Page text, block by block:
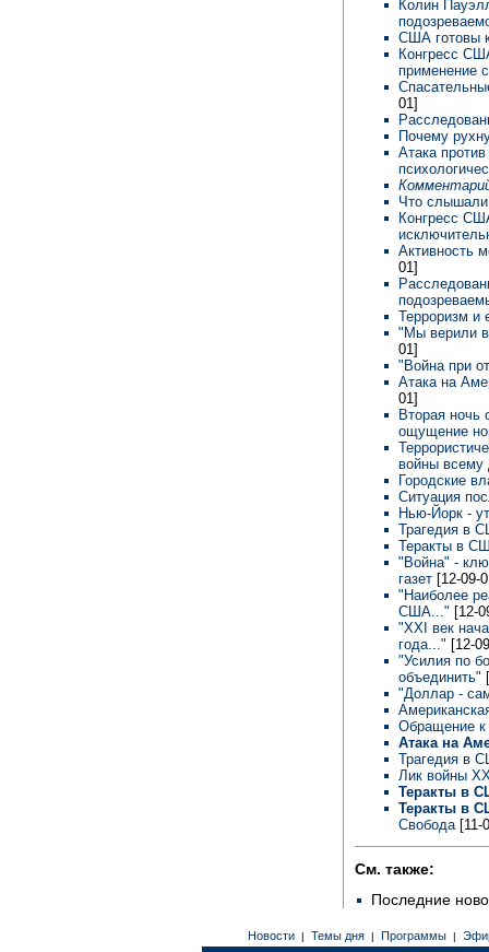
Колин
США готовы
Конгресс
применение
01]
Почему
Атака
Что
Конгресс
Активность
01]
Терроризм и
"Мы верили
01]
"Война при
Атака на
01]
Вторая ночь
ощущение
войны всему
Городские
Ситуация
Нью-Йорк -
Трагедия в
Теракты в
"Война" -
газет [12-09-
"Наиболее
США..." [12-
"XXI век
года..." [12-
"Усилия по
объединить"
"Доллар -
Обращение
Атака на
Трагедия в
Лик войны
Теракты в
Теракты в
Свобода [11-
См. также:
Последние
Новости | Темы дня | Программы |